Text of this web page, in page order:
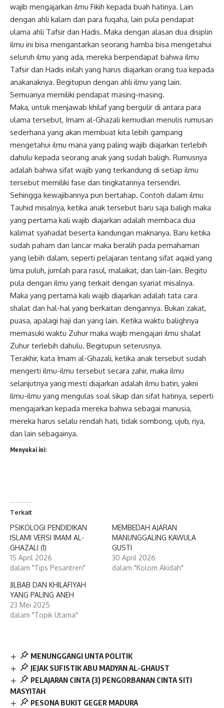
wajib mengajarkan ilmu Fikih kepada buah hatinya. Lain
dengan ahli kalam dan para fuqaha, lain pula pendapat
ulama ahli Tafsir dan Hadis. Maka dengan alasan dua disiplin
ilmu ini bisa mengantarkan seorang hamba bisa mengetahui
seluruh ilmu yang ada, mereka berpendapat bahwa ilmu
Tafsir dan Hadis inilah yang harus diajarkan orang tua kepada
anakanaknya. Begitupun dengan ahli ilmu yang lain.
Semuanya memiliki pendapat masing-masing.
Maka, untuk menjawab khilaf yang bergulir di antara para
ulama tersebut, Imam al-Ghazali kemudian menulis rumusan
sederhana yang akan membuat kita lebih gampang
mengetahui ilmu mana yang paling wajib diajarkan terlebih
dahulu kepada seorang anak yang sudah baligh. Rumusnya
adalah bahwa sifat wajib yang terkandung di setiap ilmu
tersebut memiliki fase dan tingkatannya tersendiri.
Sehingga kewajibannya pun bertahap. Contoh dalam ilmu
Tauhid misalnya, ketika anak tersebut baru saja baligh maka
yang pertama kali wajib diajarkan adalah membaca dua
kalimat syahadat beserta kandungan maknanya. Baru ketika
sudah paham dan lancar maka beralih pada pemahaman
yang lebih dalam, seperti pelajaran tentang sifat aqaid yang
lima puluh, jumlah para rasul, malaikat, dan lain-lain. Begitu
pula dengan ilmu yang terkait dengan syariat misalnya.
Maka yang pertama kali wajib diajarkan adalah tata cara
shalat dan hal-hal yang berkaitan dengannya. Bukan zakat,
puasa, apalagi haji dan yang lain. Ketika waktu balighnya
memasuki waktu Zuhur maka wajib mengajari ilmu shalat
Zuhur terlebih dahulu. Begitupun seterusnya.
Terakhir, kata Imam al-Ghazali, ketika anak tersebut sudah
mengerti ilmu-ilmu tersebut secara zahir, maka ilmu
selanjutnya yang mesti diajarkan adalah ilmu batin, yakni
ilmu-ilmu yang mengulas soal sikap dan sifat hatinya, seperti
mengajarkan kepada mereka bahwa sebagai manusia,
mereka harus selalu rendah hati, tidak sombong, ujub, riya,
dan lain sebagainya.
Menyukai ini:
Terkait
PSIKOLOGI PENDIDIKAN
ISLAMI VERSI IMAM AL-
GHAZALI (1)
15 April 2026
dalam "Tips Pesantren"
MEMBEDAH AJARAN
MANUNGGALING KAWULA
GUSTI
30 April 2026
dalam "Kolom Akidah"
JILBAB DAN KHILAFIYAH
YANG PALING ANEH
23 Mei 2025
dalam "Topik Utama"
MENUNGGANGI UNTA POLITIK
JEJAK SUFISTIK ABU MADYAN AL-GHAUST
PELAJARAN CINTA (3) PENGORBANAN CINTA SITI
MASYITAH
PESONA BUKIT GEGER MADURA